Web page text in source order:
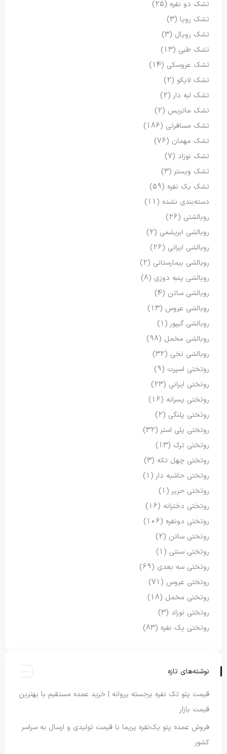
تشک دو نفره (25)
تشک رویا (3)
تشک رویال (3)
تشک طبی (13)
تشک عروسکی (14)
تشک لایکو (2)
تشک لبه دار (2)
تشک ماتریس (2)
تشک مسافرتی (186)
تشک مهمان (76)
تشک نوزاد (7)
تشک ویستر (3)
تشک یک نفره (59)
دسته‌بندی نشده (11)
روبالشتی (26)
روبالشی ابریشمی (2)
روبالشی ایرانی (26)
روبالشی بیمارستانی (2)
روبالشی پنبه دوزی (8)
روبالشی ساتن (4)
روبالشی عروس (13)
روبالشی گیپور (1)
روبالشی مخمل (98)
روبالشی نخی (32)
روتختی اسپرت (9)
روتختی ایرانی (23)
روتختی پسرانه (16)
روتختی پلنگی (2)
روتختی پلی استر (32)
روتختی ترک (13)
روتختی چهل تکه (3)
روتختی حاشیه دار (1)
روتختی حریر (1)
روتختی دخترانه (16)
روتختی دونفره (106)
روتختی ساتن (2)
روتختی سنتی (1)
روتختی سه بعدی (69)
روتختی عروس (71)
روتختی مخمل (18)
روتختی نوزاد (3)
روتختی یک نفره (83)
نوشته‌های تازه
قیمت پتو تک نفره برجسته پروانه | خرید عمده مستقیم با بهترین
قیمت بازار
فروش عمده پتو یک‌نفره پریما با قیمت تولیدی و ارسال به سراسر
کشور